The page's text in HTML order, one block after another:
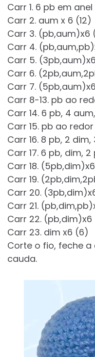
Carr 1. 6 pb em
Carr 2. aum x 6 (12)
Carr 3. (pb,aum)x6
Carr 4.
Carr 5.
Carr 6.
Carr 7.
Carr 8-13. pb ao
Carr 14. 6 pb, 4
Carr 15. pb ao
Carr 16. 8 pb, 2
Carr 17. 6 pb, dim,
Carr 18.
Carr 19.
Carr 20.
Carr 21.
Carr 22. (pb,dim)x6
Carr 23. dim x6 (6)
Corte o fio, feche
cauda.